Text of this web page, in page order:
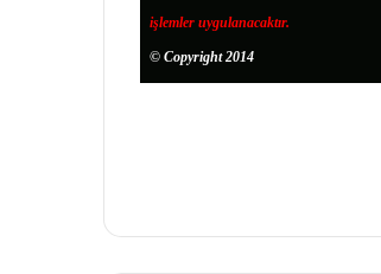
işlemler uygulanacaktır.
© Copyright 2014